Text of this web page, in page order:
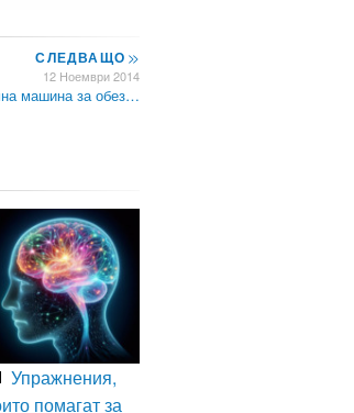
СЛЕДВАЩО>>
12 Ноември 2014
машина за обез…
Упражнения,
помагат за